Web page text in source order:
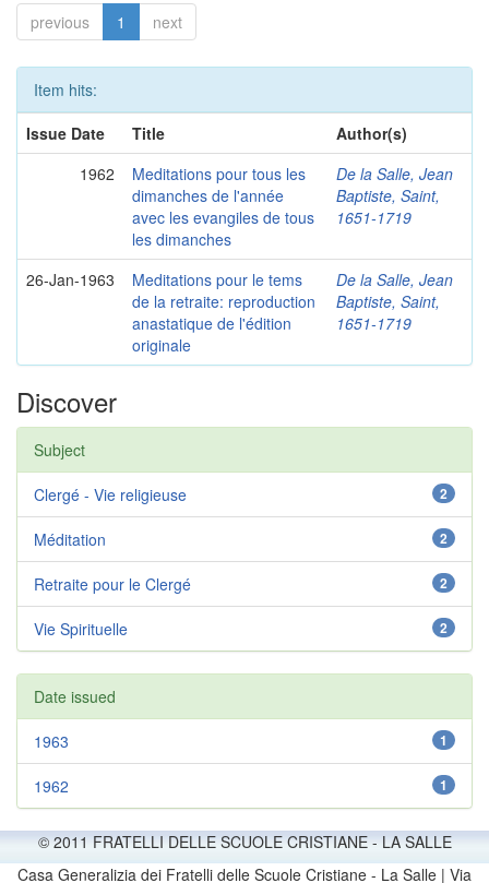
previous 1 next
Item hits:
Issue Date
Title
Author(s)
1962
Meditations pour tous les
dimanches de l'année
avec les evangiles de tous
les dimanches
De la Salle, Jean
Baptiste, Saint,
1651-1719
26-Jan-1963
Meditations pour le tems
de la retraite: reproduction
anastatique de l'édition
originale
De la Salle, Jean
Baptiste, Saint,
1651-1719
Discover
Subject
2
Clergé - Vie religieuse
2
Méditation
2
Retraite pour le Clergé
2
Vie Spirituelle
Date issued
1
1963
1
1962
© 2011 FRATELLI DELLE SCUOLE CRISTIANE - LA SALLE
Casa Generalizia dei Fratelli delle Scuole Cristiane - La Salle | Via